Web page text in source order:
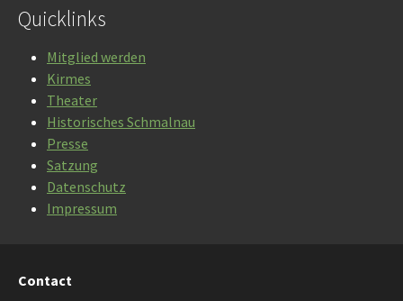
Quicklinks
Mitglied werden
Kirmes
Theater
Historisches Schmalnau
Presse
Satzung
Datenschutz
Impressum
Contact